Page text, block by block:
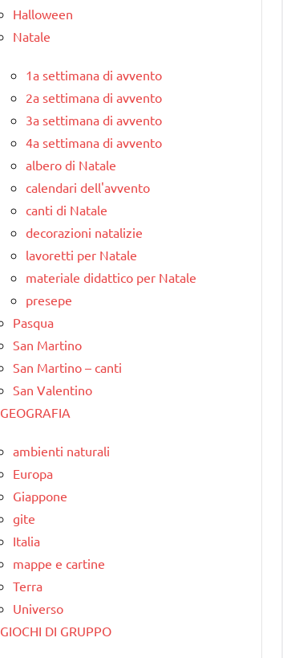
Halloween
Natale
1a settimana di avvento
2a settimana di avvento
3a settimana di avvento
4a settimana di avvento
albero di Natale
calendari dell'avvento
canti di Natale
decorazioni natalizie
lavoretti per Natale
materiale didattico per Natale
presepe
Pasqua
San Martino
San Martino – canti
San Valentino
GEOGRAFIA
ambienti naturali
Europa
Giappone
gite
Italia
mappe e cartine
Terra
Universo
GIOCHI DI GRUPPO